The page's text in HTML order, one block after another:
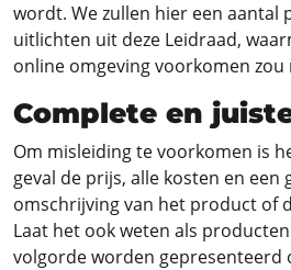
wordt. We zullen hier een aantal
uitlichten uit deze Leidraad,
online omgeving voorkomen
Complete en
Om misleiding te voorkomen is
geval de prijs, alle kosten en een
omschrijving van het product of
Laat het ook weten als
volgorde worden gepresenteerd